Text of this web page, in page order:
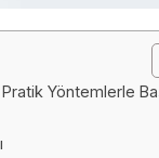
Yöntemlerle